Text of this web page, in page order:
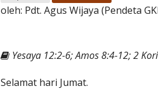
oleh: Pdt. Agus Wijaya (Pendeta
Yesaya 12:2-6; Amos 8:4-12; 2
Selamat hari Jumat.